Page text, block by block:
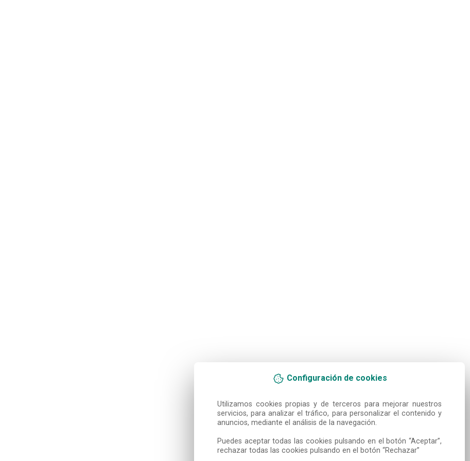
Configuración de cookies
Utilizamos cookies propias y de terceros para mejorar nuestros
servicios, para analizar el tráfico, para personalizar el contenido y
anuncios, mediante el análisis de la navegación.
Puedes aceptar todas las cookies pulsando en el botón “Aceptar”,
rechazar todas las cookies pulsando en el botón “Rechazar”